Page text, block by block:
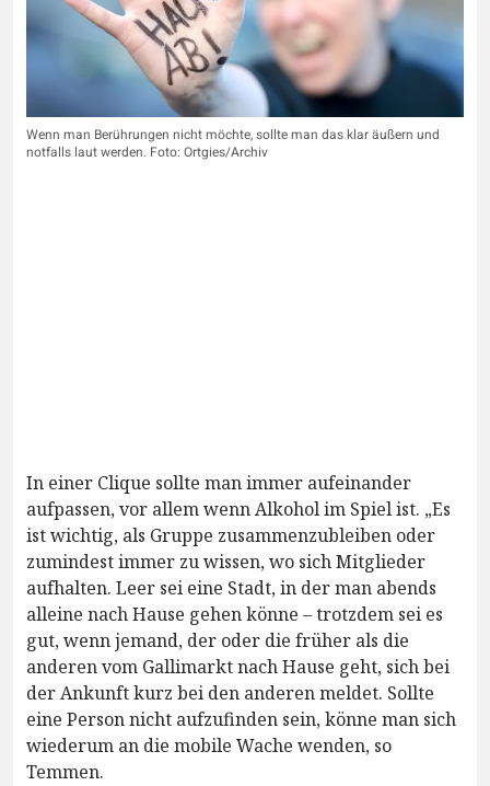
Wenn man Berührungen nicht möchte, sollte man das klar äußern und
notfalls laut werden. Foto: Ortgies/Archiv
In einer Clique sollte man immer aufeinander
aufpassen, vor allem wenn Alkohol im Spiel ist. „Es
ist wichtig, als Gruppe zusammenzubleiben oder
zumindest immer zu wissen, wo sich Mitglieder
aufhalten. Leer sei eine Stadt, in der man abends
alleine nach Hause gehen könne – trotzdem sei es
gut, wenn jemand, der oder die früher als die
anderen vom Gallimarkt nach Hause geht, sich bei
der Ankunft kurz bei den anderen meldet. Sollte
eine Person nicht aufzufinden sein, könne man sich
wiederum an die mobile Wache wenden, so
Temmen.